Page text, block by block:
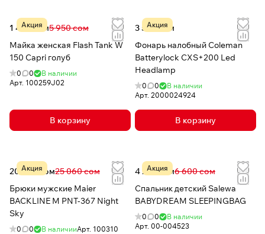
Акция
1 499 сом5 950 сом
Майка женская Flash Tank W
150 Capri голуб
0 0
В наличии
Арт. 100259J02
В корзину
Акция
3 500 сом
Фонарь налобный Coleman
Batterylock CXS+200 Led
Headlamp
0 0
В наличии
Арт. 2000024924
В корзину
Акция
20 048 сом25 060 сом
Брюки мужские Maier
BACKLINE M PNT-367 Night
Sky
0 0 В наличииАрт. 100310
Акция
4 262 сом6 600 сом
Спальник детский Salewa
BABYDREAM SLEEPINGBAG
0 0
В наличии
Арт. 00-004523